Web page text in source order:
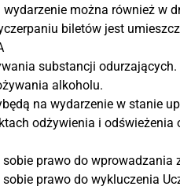
można również w
biletów jest
substancji odurzających.
alkoholu.
na wydarzenie w stanie
odżywienia i
prawo do wprowadzania
prawo do wykluczenia